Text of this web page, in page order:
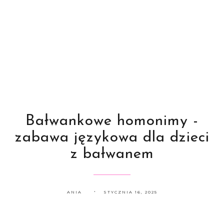
Bałwankowe homonimy -
zabawa językowa dla dzieci
z bałwanem
ANIA STYCZNIA 16, 2025